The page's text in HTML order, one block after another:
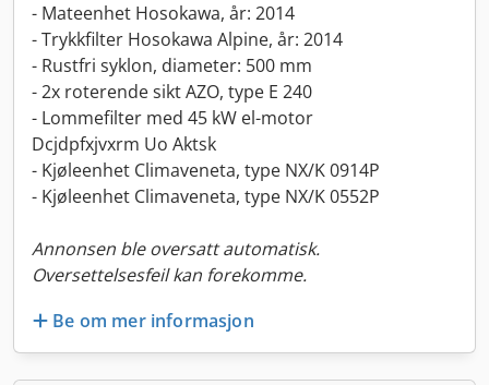
- Mateenhet Hosokawa, år: 2014
- Trykkfilter Hosokawa Alpine, år: 2014
- Rustfri syklon, diameter: 500 mm
- 2x roterende sikt AZO, type E 240
- Lommefilter med 45 kW el-motor
Dcjdpfxjvxrm Uo Aktsk
- Kjøleenhet Climaveneta, type NX/K 0914P
- Kjøleenhet Climaveneta, type NX/K 0552P
Annonsen ble oversatt automatisk.
Oversettelsesfeil kan forekomme.
Be om mer informasjon